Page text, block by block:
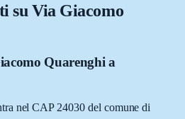
su Via Giacomo
Quarenghi a
nel CAP 24030 del comune di